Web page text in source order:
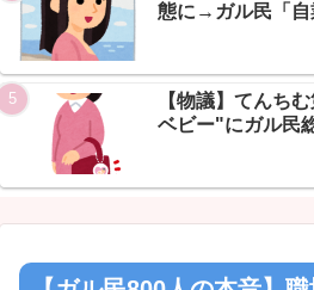
態に→ガル民「自
【物議】てんち
ベビー"にガル民